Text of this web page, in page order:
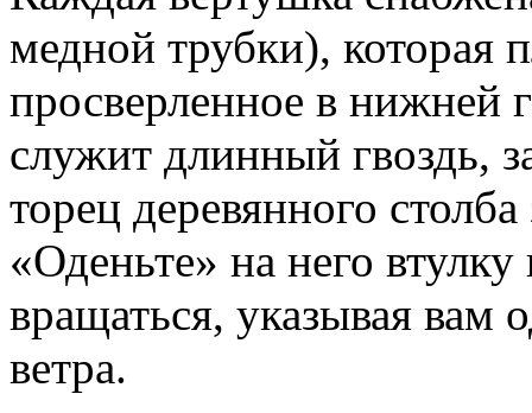
медной трубки), которая
просверленное в
служит длинный гвоздь,
торец деревянного
«Оденьте» на него
вращаться, указывая вам
ветра.